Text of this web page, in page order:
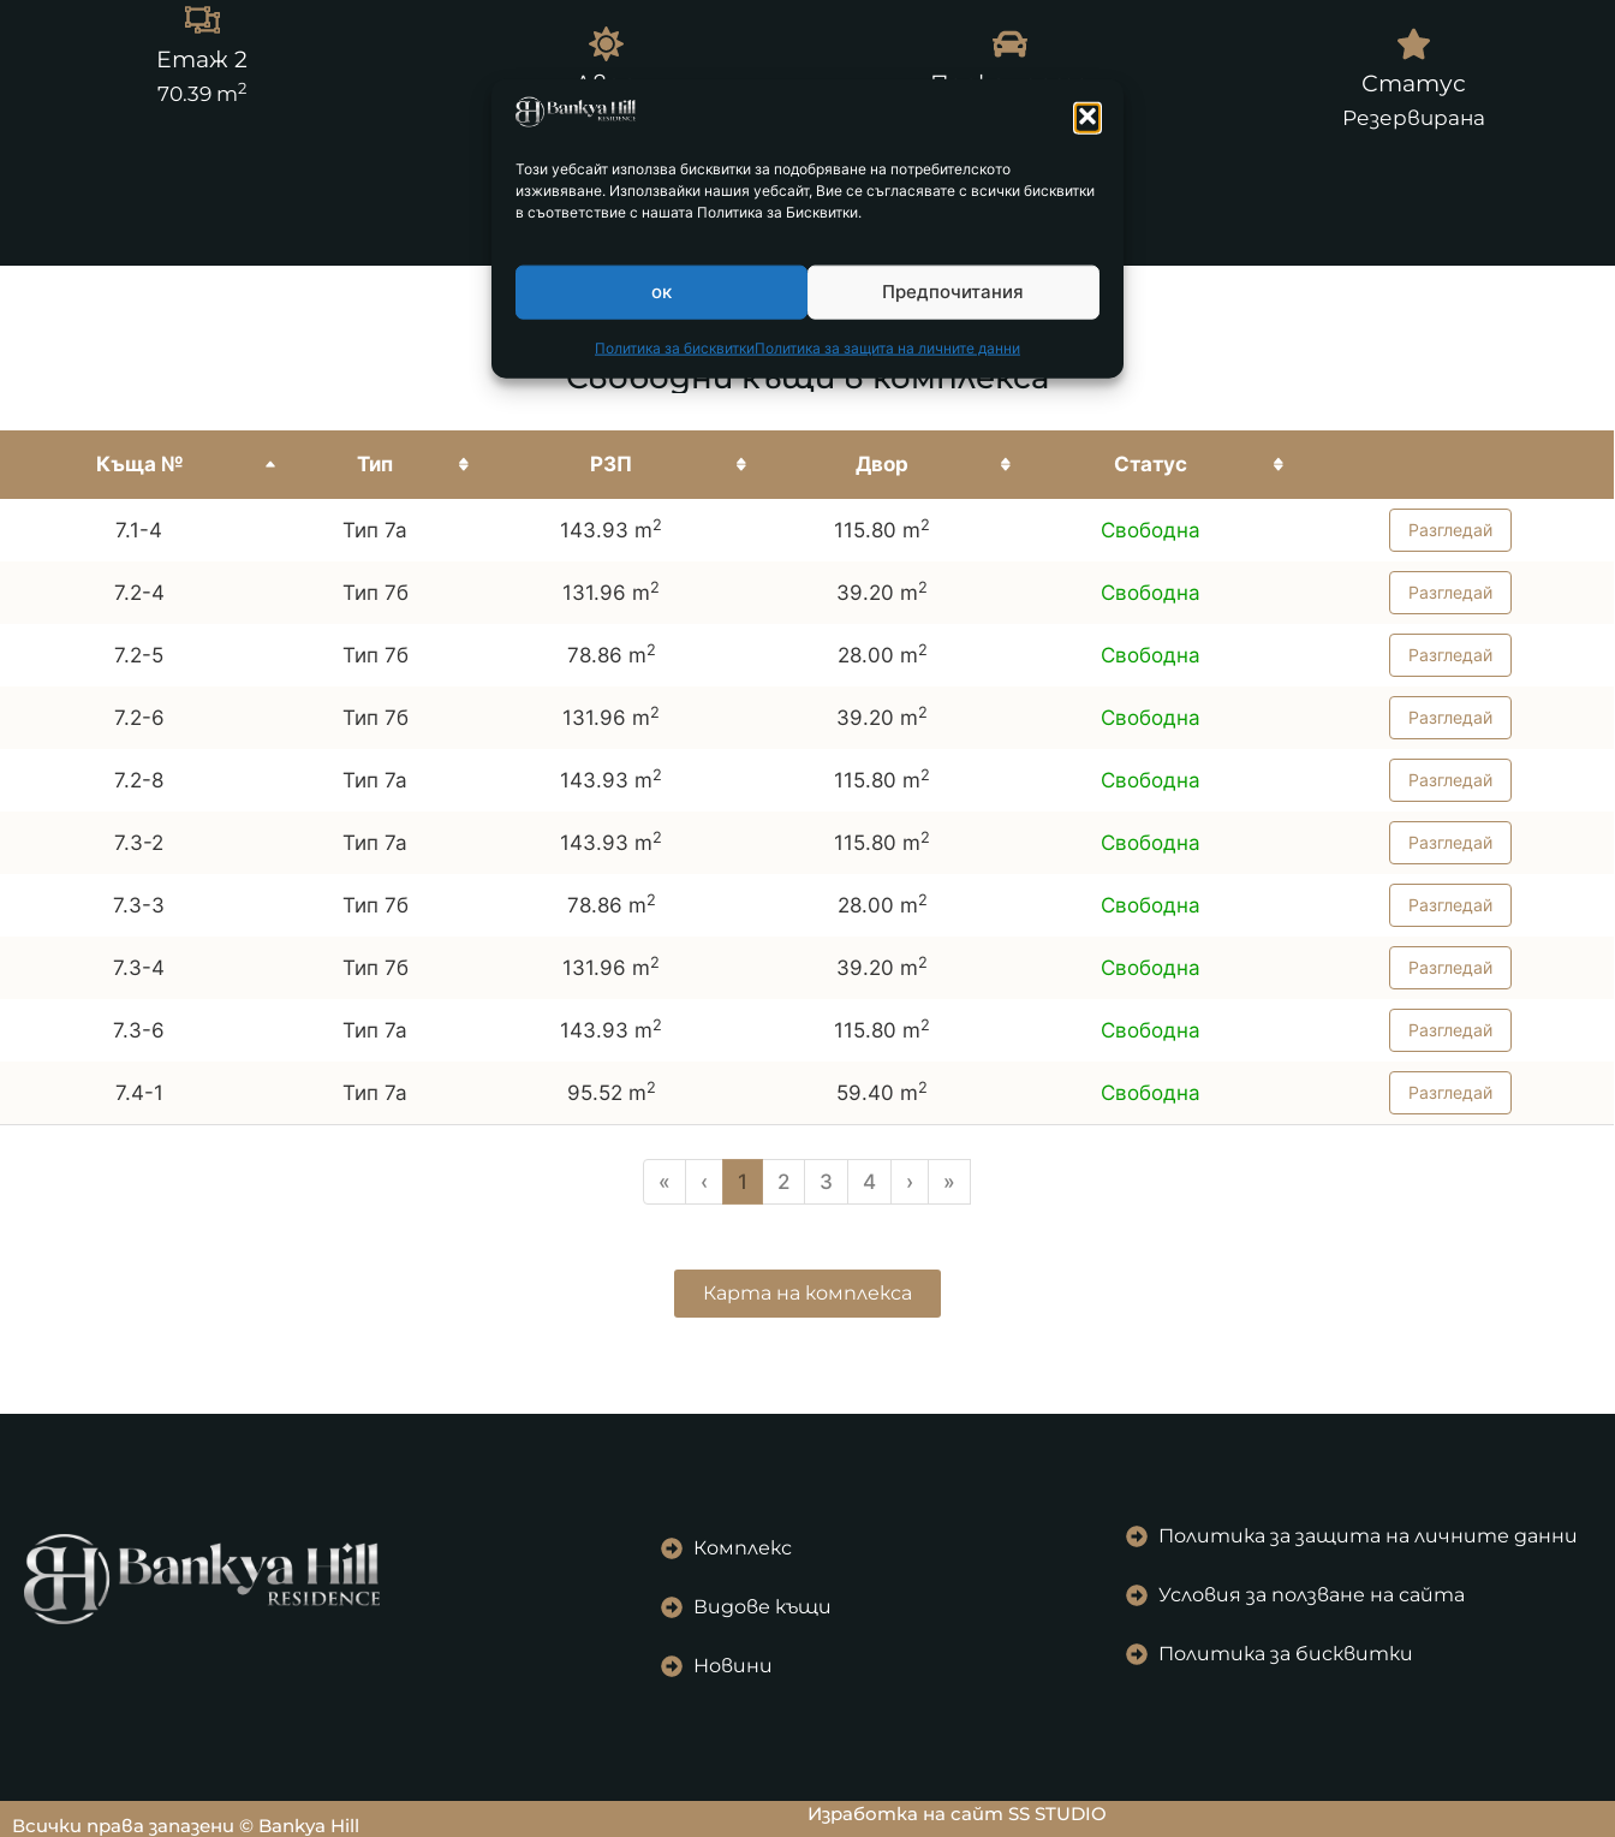
Този уебсайт използва бисквитки за подобряване на потребителското
изживяване. Използвайки нашия уебсайт, Вие се съгласявате с всички бисквитки
в съответствие с нашата Политика за Бисквитки.
ок Предпочитания
Политика за бисквиткиПолитика за защита на личните данни
Етаж 2
70.39 m2 Двор
39.20 m
Паркоместа Статус
Резервирана
Свободни къщи в комплекса
Къща № Тип РЗП Двор Статус
7.1-4 Тип 7а 143.93 m2 115.80 m2 Свободна Разгледай
7.2-4 Тип 7б 131.96 m2 39.20 m2 Свободна Разгледай
7.2-5 Тип 7б 78.86 m2 28.00 m2 Свободна Разгледай
7.2-6 Тип 7б 131.96 m2 39.20 m2 Свободна Разгледай
7.2-8 Тип 7а 143.93 m2 115.80 m2 Свободна Разгледай
7.3-2 Тип 7а 143.93 m2 115.80 m2 Свободна Разгледай
7.3-3 Тип 7б 78.86 m2 28.00 m2 Свободна Разгледай
7.3-4 Тип 7б 131.96 m2 39.20 m2 Свободна Разгледай
7.3-6 Тип 7а 143.93 m2 115.80 m2 Свободна Разгледай
7.4-1 Тип 7а 95.52 m2 59.40 m2 Свободна Разгледай
« ‹ 1 2 3 4 › »
Карта на комплекса
Комплекс
Видове къщи
Новини
Политика за защита на личните данни
Условия за ползване на сайта
Политика за бисквитки
Всички права запазени © Bankya Hill
Изработка на сайт SS STUDIO